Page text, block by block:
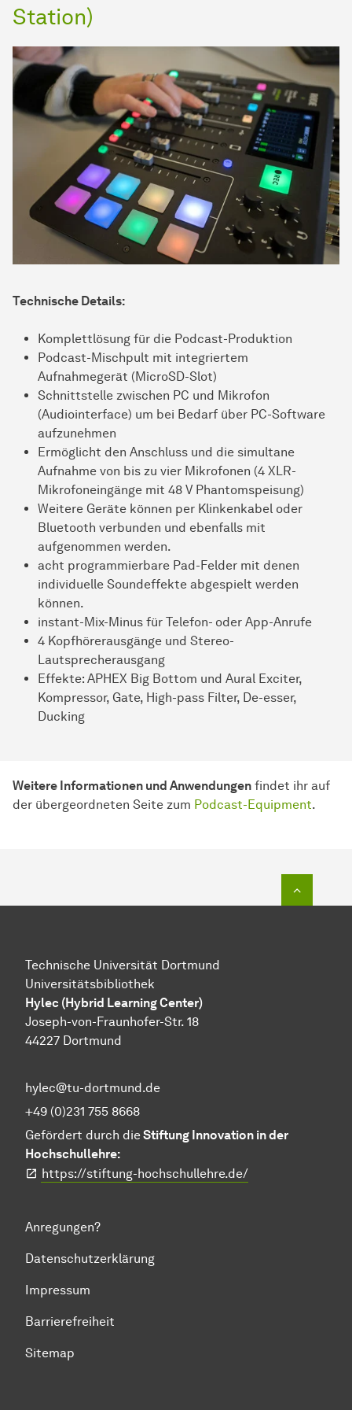
Station)
Technische Details:
Komplettlösung für die Podcast-Produktion
Podcast-Mischpult mit integriertem
Aufnahmegerät (MicroSD-Slot)
Schnittstelle zwischen PC und Mikrofon
(Audiointerface) um bei Bedarf über PC-Software
aufzunehmen
Ermöglicht den Anschluss und die simultane
Aufnahme von bis zu vier Mikrofonen (4 XLR-
Mikrofoneingänge mit 48 V Phantomspeisung)
Weitere Geräte können per Klinkenkabel oder
Bluetooth verbunden und ebenfalls mit
aufgenommen werden.
acht programmierbare Pad-Felder mit denen
individuelle Soundeffekte abgespielt werden
können.
instant-Mix-Minus für Telefon- oder App-Anrufe
4 Kopfhörerausgänge und Stereo-
Lautsprecherausgang
Effekte: APHEX Big Bottom und Aural Exciter,
Kompressor, Gate, High-pass Filter, De-esser,
Ducking
Weitere Informationen und Anwendungen findet ihr auf
der übergeordneten Seite zum Podcast-Equipment.
Technische Universität Dortmund
Universitätsbibliothek
Hylec (Hybrid Learning Center)
Joseph-von-Fraunhofer-Str. 18
44227 Dortmund
hylec@tu-dortmund.de
+49 (0)231 755 8668
Gefördert durch dieStiftung Innovation in der
Hochschullehre:
https://stiftung-hochschullehre.de/
Anregungen?
Datenschutzerklärung
Impressum
Barrierefreiheit
Sitemap